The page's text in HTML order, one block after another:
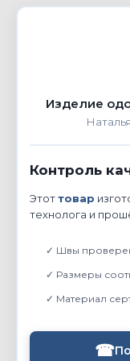
Изделие
Контроль
Этоттовар
технолога и
✓ Швы
✓ Размеры
✓ Материал
☎